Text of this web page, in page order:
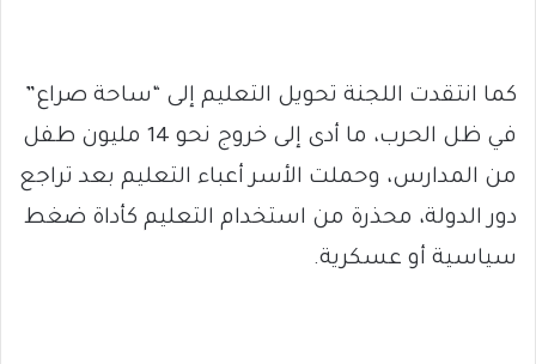
كما انتقدت اللجنة تحويل التعليم إلى “ساحة صراع”
في ظل الحرب، ما أدى إلى خروج نحو 14 مليون طفل
من المدارس، وحملت الأسر أعباء التعليم بعد تراجع
دور الدولة، محذرة من استخدام التعليم كأداة ضغط
سياسية أو عسكرية.